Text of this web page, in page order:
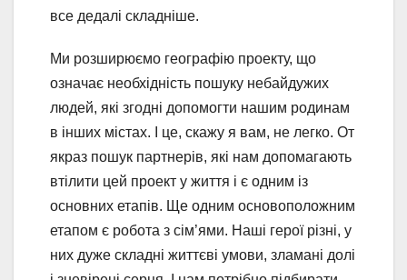
все дедалі складніше.
Ми розширюємо географію проекту, що
означає необхідність пошуку небайдужих
людей, які згодні допомогти нашим родинам
в інших містах. І це, скажу я вам, не легко. От
якраз пошук партнерів, які нам допомагають
втілити цей проект у життя і є одним із
основних етапів. Ще одним основоположним
етапом є робота з сім’ями. Наші герої різні, у
них дуже складні життєві умови, зламані долі